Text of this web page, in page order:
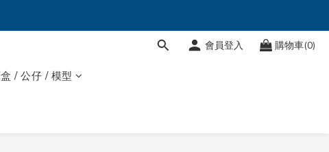
會員登入 購物車(0)
/ 公仔 / 模型